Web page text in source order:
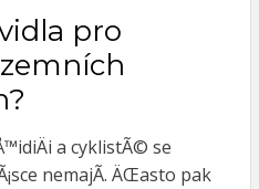
pro
a cyklistÃ© se
nemajÃ­. ÄŒasto pak